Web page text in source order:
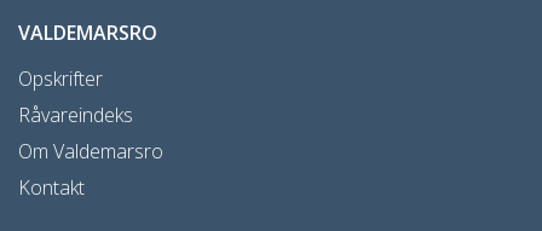
VALDEMARSRO
Opskrifter
Råvareindeks
Om Valdemarsro
Kontakt